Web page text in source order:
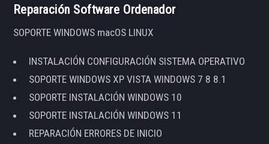
Reparación Software Ordenador
SOPORTE WINDOWS macOS LINUX
INSTALACIÓN CONFIGURACIÓN SISTEMA OPERATIVO
SOPORTE WINDOWS XP VISTA WINDOWS 7 8 8.1
SOPORTE INSTALACIÓN WINDOWS 10
SOPORTE INSTALACIÓN WINDOWS 11
REPARACIÓN ERRORES DE INICIO